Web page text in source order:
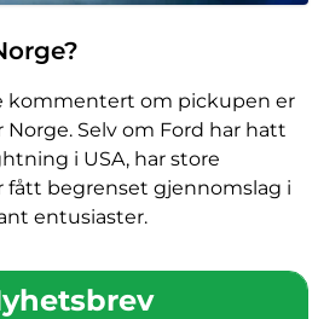
kommentert om pickupen er
Selv om Ford har hatt
i USA, har store
fått begrenset gjennomslag i
entusiaster.